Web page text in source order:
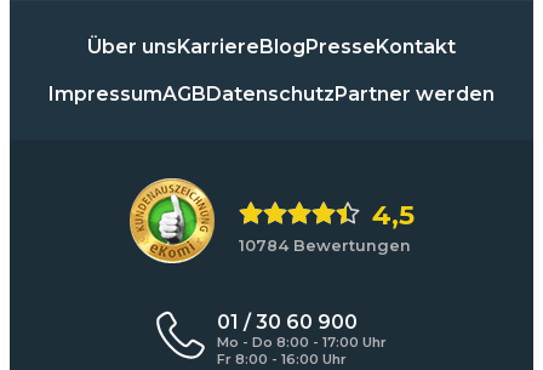
Über uns Karriere Blog Presse Kontakt
ImpressumAGB Datenschutz Partner werden
4,5
10784 Bewertungen
01 / 30 60 900
Mo - Do 8:00 - 17:00 Uhr
Fr 8:00 - 16:00 Uhr